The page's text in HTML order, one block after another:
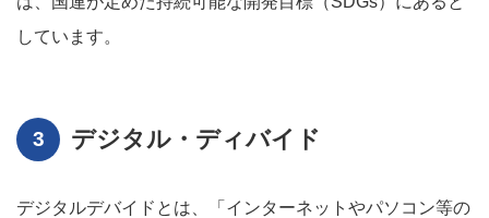
しています。
デジタル・ディバイド
デジタルデバイドとは、「インターネットやパソコン等の